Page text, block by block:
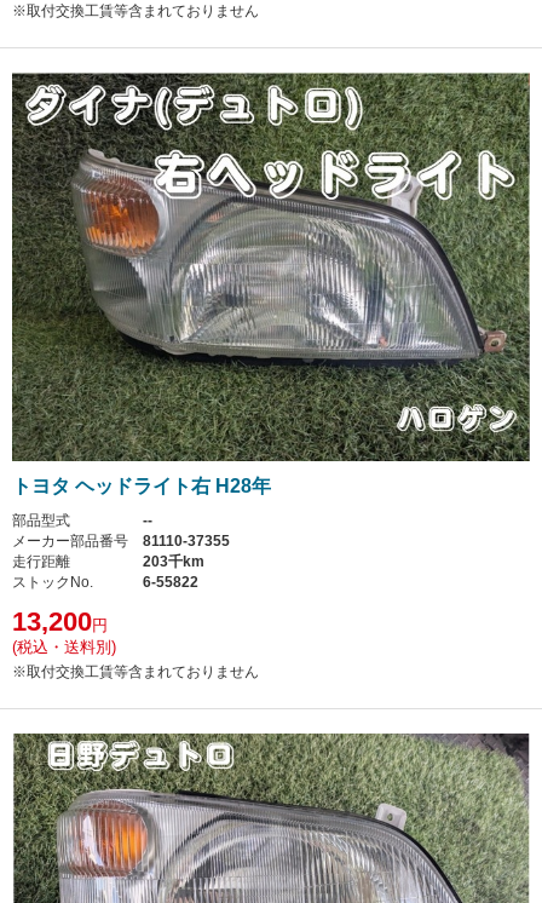
※取付交換工賃等含まれておりません
トヨタ ヘッドライト右 H28年
部品型式
--
メーカー部品番号
81110-37355
走行距離
203千km
ストックNo.
6-55822
13,200円
(税込・送料別)
※取付交換工賃等含まれておりません